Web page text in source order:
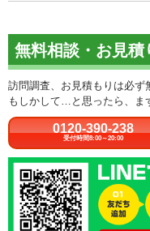
無料相談・お見積
訪問調査、お見積もりは必ず
もしかして…と思ったら、ま
0120-390-238
受付時間8:00～20:00